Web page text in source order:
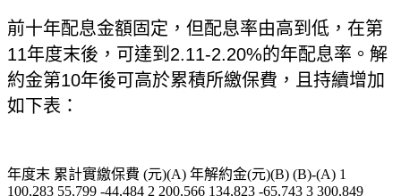
前十年配息金額固定，但配息率由高到低，在第
11年度末後，可達到2.11-2.20%的年配息率。解
約金第10年後可高於累積所繳保費，且持續增加
如下表：
年度末 累計實繳保費 (元)(A) 年解約金(元)(B) (B)-(A) 1
100,283 55,799 -44,484 2 200,566 134,823 -65,743 3 300,849